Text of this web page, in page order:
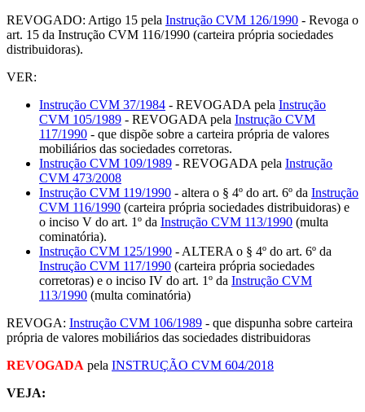
REVOGADO: Artigo 15 pela Instrução CVM 126/1990 - Revoga o
art. 15 da Instrução CVM 116/1990 (carteira própria sociedades
distribuidoras).
VER:
Instrução CVM 37/1984 - REVOGADA pela Instrução
CVM 105/1989 - REVOGADA pela Instrução CVM
117/1990 - que dispõe sobre a carteira própria de valores
mobiliários das sociedades corretoras.
Instrução CVM 109/1989 - REVOGADA pela Instrução
CVM 473/2008
Instrução CVM 119/1990 - altera o § 4º do art. 6º da Instrução
CVM 116/1990 (carteira própria sociedades distribuidoras) e
o inciso V do art. 1º da Instrução CVM 113/1990 (multa
cominatória).
Instrução CVM 125/1990 - ALTERA o § 4º do art. 6º da
Instrução CVM 117/1990 (carteira própria sociedades
corretoras) e o inciso IV do art. 1º da Instrução CVM
113/1990 (multa cominatória)
REVOGA: Instrução CVM 106/1989 - que dispunha sobre carteira
própria de valores mobiliários das sociedades distribuidoras
REVOGADA pela INSTRUÇÃO CVM 604/2018
VEJA: